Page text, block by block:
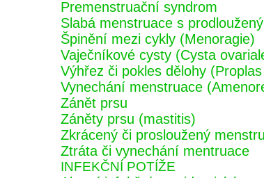
Premenstruační syndrom
Slabá menstruace s
Špinění mezi cykly (Menoragie)
Vaječníkové cysty (Cysta
Výhřez či pokles dělohy
Vynechání menstruace
Zánět prsu
Záněty prsu (mastitis)
Zkrácený či prosloužený
Ztráta či vynechání mentruace
INFEKČNÍ POTÍŽE